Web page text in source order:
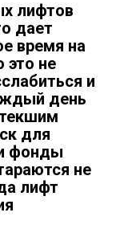
лифтов
дает
время на
это не
и
день
для
фонды
не
лифт